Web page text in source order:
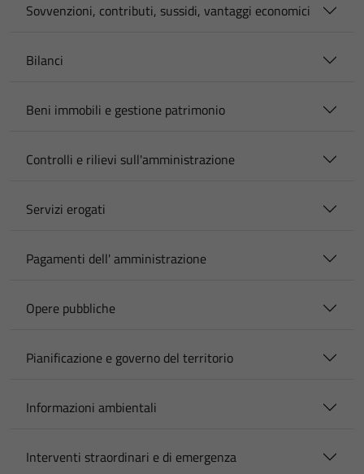
Sovvenzioni, contributi, sussidi, vantaggi economici
Bilanci
Beni immobili e gestione patrimonio
Controlli e rilievi sull'amministrazione
Servizi erogati
Pagamenti dell' amministrazione
Opere pubbliche
Pianificazione e governo del territorio
Informazioni ambientali
Interventi straordinari e di emergenza